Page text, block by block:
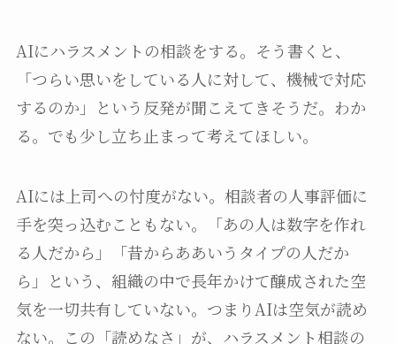
AIにハラスメントの相談をする。そう書くと、
「つらい思いをしている人に対して、機械で対応
するのか」という反発が聞こえてきそうだ。わか
る。でも少し立ち止まって考えてほしい。
AIには上司への忖度がない。相談者の人事評価に
手を突っ込むこともない。「あの人は数字を作れ
る人だから」「昔からああいうタイプの人だか
ら」という、組織の中で長年かけて醸成された空
気を一切共有していない。つまりAIは空気が読め
ない。この「読めなさ」が、ハラスメント相談の